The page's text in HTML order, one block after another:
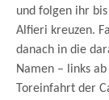
und folgen ihr
Alfieri kreuzen.
danach in die
Namen – links
Toreinfahrt der